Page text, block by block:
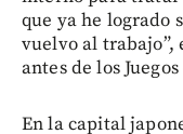
que ya he logrado
vuelvo al
antes de los
En la capital